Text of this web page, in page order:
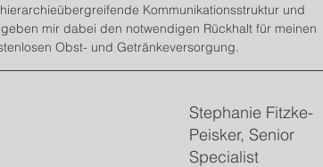
Kommunikationsstruktur und
mir dabei den notwendigen Rückhalt für meinen
Obst- und Getränkeversorgung.
Stephanie Fitzke-
Peisker, Senior
Specialist